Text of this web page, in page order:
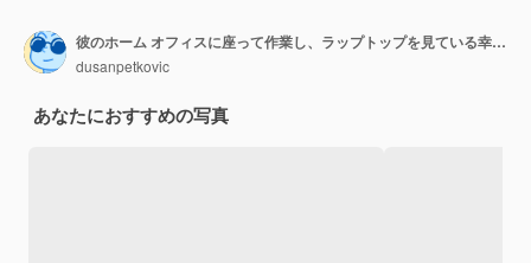
彼のホーム オフィスに座って作業し、ラップトップを見ている幸せなフリーランサー
dusanpetkovic
あなたにおすすめの写真